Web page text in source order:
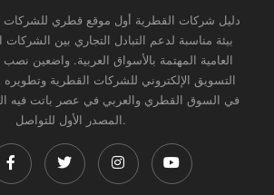
دليل شركات القطرية أول موقع قطري للشركات
بيئة مناسبة لدعم التبادل التجاري بين
العامية المهتمة بالأسواق العربية. واضعين نصب
التسويق الإلكتروني للشركات القطرية وتطويره
في السوق القطري والعربي في عصر باتت فيه
المصدر الأول للتواصل.